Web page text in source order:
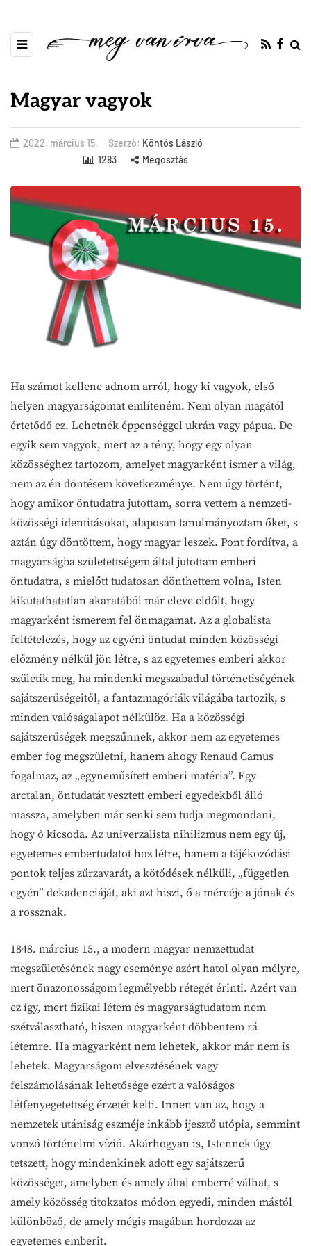
Magyar vagyok
2022. március 15. Szerző: Köntös László
1283
Megosztás
Ha számot kellene adnom arról, hogy ki vagyok, első
helyen magyarságomat említeném. Nem olyan magától
értetődő ez. Lehetnék éppenséggel ukrán vagy pápua. De
egyik sem vagyok, mert az a tény, hogy egy olyan
közösséghez tartozom, amelyet magyarként ismer a világ,
nem az én döntésem következménye. Nem úgy történt,
hogy amikor öntudatra jutottam, sorra vettem a nemzeti-
közösségi identitásokat, alaposan tanulmányoztam őket, s
aztán úgy döntöttem, hogy magyar leszek. Pont fordítva, a
magyarságba születettségem által jutottam emberi
öntudatra, s mielőtt tudatosan dönthettem volna, Isten
kikutathatatlan akaratából már eleve eldőlt, hogy
magyarként ismerem fel önmagamat. Az a globalista
feltételezés, hogy az egyéni öntudat minden közösségi
előzmény nélkül jön létre, s az egyetemes emberi akkor
születik meg, ha mindenki megszabadul történetiségének
sajátszerűségeitől, a fantazmagóriák világába tartozik, s
minden valóságalapot nélkülöz. Ha a közösségi
sajátszerűségek megszűnnek, akkor nem az egyetemes
ember fog megszületni, hanem ahogy Renaud Camus
fogalmaz, az „egyneműsített emberi matéria”. Egy
arctalan, öntudatát vesztett emberi egyedekből álló
massza, amelyben már senki sem tudja megmondani,
hogy ő kicsoda. Az univerzalista nihilizmus nem egy új,
egyetemes embertudatot hoz létre, hanem a tájékozódási
pontok teljes zűrzavarát, a kötődések nélküli, „független
egyén” dekadenciáját, aki azt hiszi, ő a mércéje a jónak és
a rossznak.
1848. március 15., a modern magyar nemzettudat
megszületésének nagy eseménye azért hatol olyan mélyre,
mert önazonosságom legmélyebb rétegét érinti. Azért van
ez így, mert fizikai létem és magyarságtudatom nem
szétválasztható, hiszen magyarként döbbentem rá
létemre. Ha magyarként nem lehetek, akkor már nem is
lehetek. Magyarságom elvesztésének vagy
felszámolásának lehetősége ezért a valóságos
létfenyegetettség érzetét kelti. Innen van az, hogy a
nemzetek utániság eszméje inkább ijesztő utópia, semmint
vonzó történelmi vízió. Akárhogyan is, Istennek úgy
tetszett, hogy mindenkinek adott egy sajátszerű
közösséget, amelyben és amely által emberré válhat, s
amely közösség titokzatos módon egyedi, minden mástól
különböző, de amely mégis magában hordozza az
egyetemes emberit.